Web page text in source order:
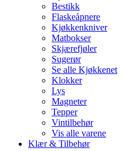
Bestikk
Flaskeåpnere
Kjøkkenkniver
Matbokser
Skjærefjøler
Sugerør
Se alle Kjøkkenet
Klokker
Lys
Magneter
Tepper
Vintilbehør
Vis alle varene
Klær & Tilbehør